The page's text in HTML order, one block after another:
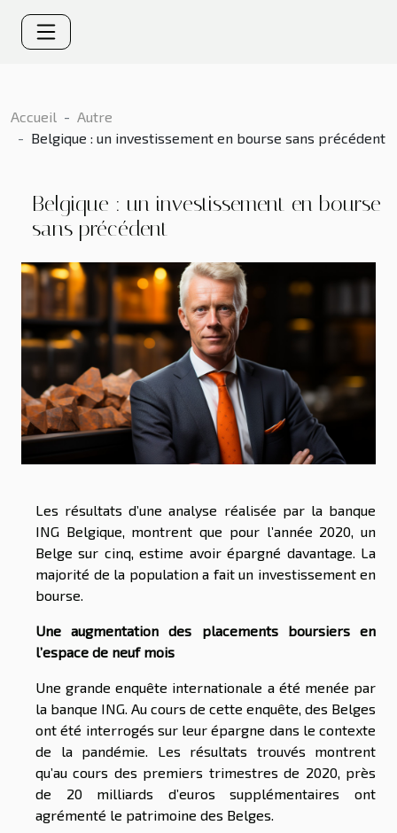
Accueil
Autre
Belgique : un investissement en bourse sans précédent
Belgique : un investissement en bourse
sans précédent
Les résultats d’une analyse réalisée par la banque
ING Belgique, montrent que pour l’année 2020, un
Belge sur cinq, estime avoir épargné davantage. La
majorité de la population a fait un investissement en
bourse.
Une augmentation des placements boursiers en
l’espace de neuf mois
Une grande enquête internationale a été menée par
la banque ING. Au cours de cette enquête, des Belges
ont été interrogés sur leur épargne dans le contexte
de la pandémie. Les résultats trouvés montrent
qu’au cours des premiers trimestres de 2020, près
de 20 milliards d’euros supplémentaires ont
agrémenté le patrimoine des Belges.